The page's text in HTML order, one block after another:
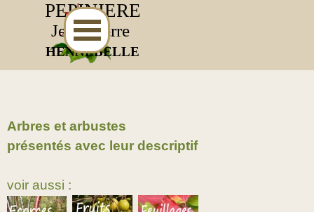
Aller au contenu
Jean-Pierre
PEPINIERE
HENNEBELLE
Arbres et arbustes
présentés avec leur descriptif
voir aussi :